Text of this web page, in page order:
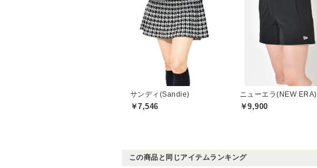
サンディ(Sandie)
￥7,546
ニューエラ(NEW ERA)
￥9,900
この商品と同じアイテムランキング